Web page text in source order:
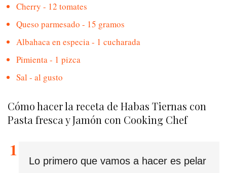
Cherry - 12 tomates
Queso parmesado - 15 gramos
Albahaca en especia - 1 cucharada
Pimienta - 1 pizca
Sal - al gusto
Cómo hacer la receta de Habas Tiernas con
Pasta fresca y Jamón con Cooking Chef
Lo primero que vamos a hacer es pelar